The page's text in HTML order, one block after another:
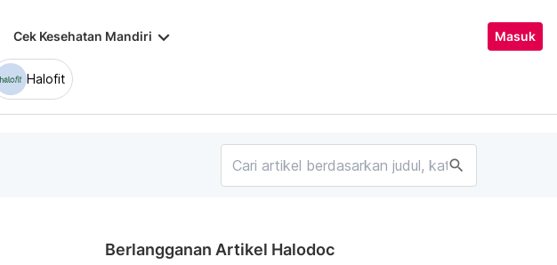
Cek Kesehatan Mandiri keyboard_arrow_down Masuk
Halofit
search
Berlangganan Artikel Halodoc